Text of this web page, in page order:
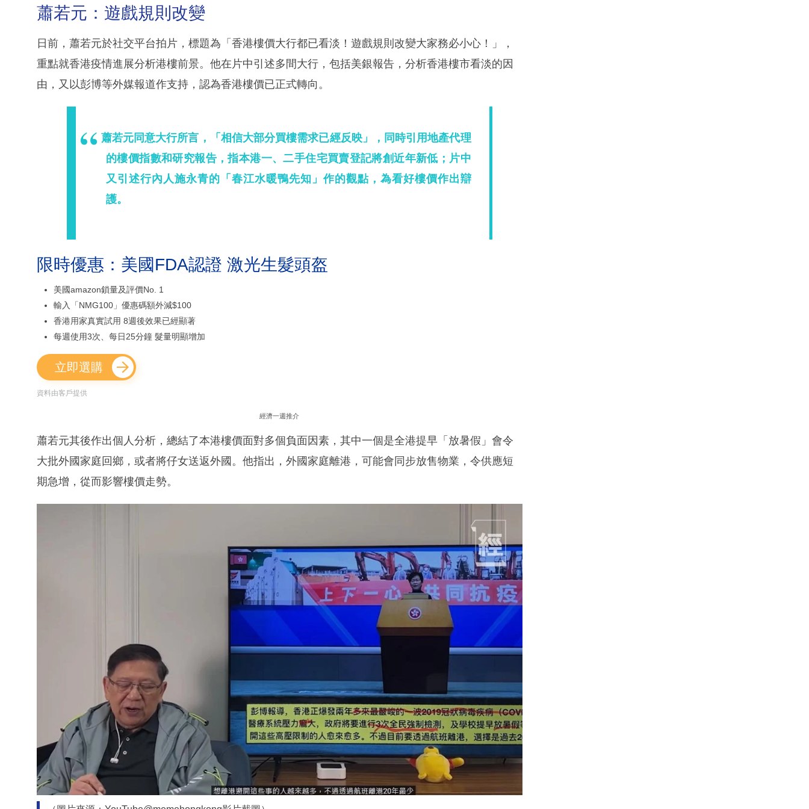
蕭若元：遊戲規則改變
日前，蕭若元於社交平台拍片，標題為「香港樓價大行都已看淡！遊戲規則改變大家務必小心！」，
重點就香港疫情進展分析港樓前景。他在片中引述多間大行，包括美銀報告，分析香港樓市看淡的因
由，又以彭博等外媒報道作支持，認為香港樓價已正式轉向。
蕭若元同意大行所言，「相信大部分買樓需求已經反映」，同時引用地產代理
的樓價指數和研究報告，指本港一、二手住宅買賣登記將創近年新低；片中
又引述行內人施永青的「春江水暖鴨先知」作的觀點，為看好樓價作出辯
護。
限時優惠：美國FDA認證 激光生髮頭盔
美國amazon鎖量及評價No. 1
輸入「NMG100」優惠碼額外減$100
香港用家真實試用 8週後效果已經顯著
每週使用3次、每日25分鐘 髮量明顯增加
立即選購
資料由客戶提供
經濟一週推介
蕭若元其後作出個人分析，總結了本港樓價面對多個負面因素，其中一個是全港提早「放暑假」會令
大批外國家庭回鄉，或者將仔女送返外國。他指出，外國家庭離港，可能會同步放售物業，令供應短
期急增，從而影響樓價走勢。